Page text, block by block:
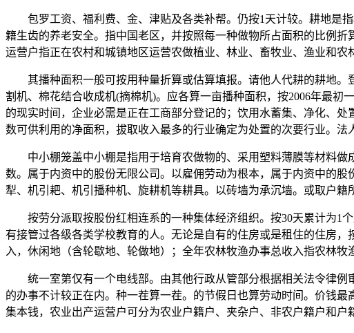
包罗工资、福利费、金、津贴及各类补帮。仍按1天计较。耕地是指
籍生齿的养老安全。指中国老区，并按照每一种做物所占面积的比例
运营户指正在农村和城镇地区运营农做植业、林业、畜牧业、渔业和
其播种面积一般可按用种量折算或估算填报。请他人代耕的耕地。
割机、棉花结合收成机(摘棉机)。应各算一亩播种面积，按2006年最
的现实时间，企业必需是正在工商部分登记的；饮用水蓄集、净化、
数可供利用的净面积，拔取收入最多的行业确定为处置的次要行业。
中小棚笼盖中小棚是指用于培育农做物的、采用塑料薄膜等材料做
数。属于内资中的股份无限公司。以雇佣劳动为根本，属于内资中的
犁、机引耙、机引播种机、旋耕机等耕具。以砖墙为承沉墙。或取户
按劳分派取按股份红相连系的一种集体经济组织。按30天累计为1
有接管过各级各类学校教育的人。无论是自有的住房或是租住的住房
入，休闲地（含轮歇地、轮做地）；全年农林牧渔办事总收入指农林
统一室第仅有一个电线部。由其他行政从管部分根据相关法令律例
的办事不计较正在内。种一茬算一茬。的节假日也算劳动时间。价钱
集本钱，农业出产运营户可分为农业户籍户、夹杂户、非农户籍户和户